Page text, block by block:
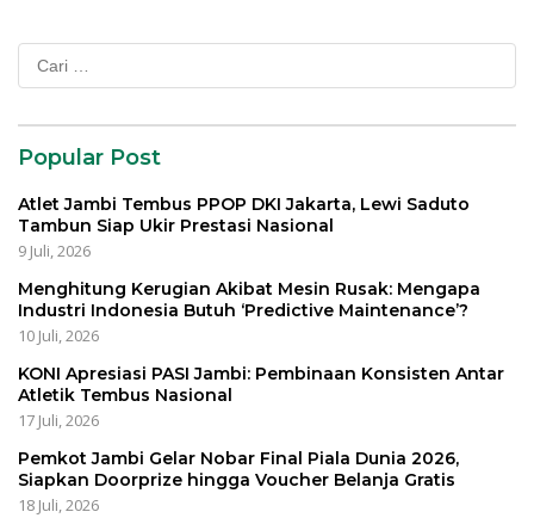
Cari
untuk:
Popular Post
Atlet Jambi Tembus PPOP DKI Jakarta, Lewi Saduto
Tambun Siap Ukir Prestasi Nasional
9 Juli, 2026
Menghitung Kerugian Akibat Mesin Rusak: Mengapa
Industri Indonesia Butuh ‘Predictive Maintenance’?
10 Juli, 2026
KONI Apresiasi PASI Jambi: Pembinaan Konsisten Antar
Atletik Tembus Nasional
17 Juli, 2026
Pemkot Jambi Gelar Nobar Final Piala Dunia 2026,
Siapkan Doorprize hingga Voucher Belanja Gratis
18 Juli, 2026